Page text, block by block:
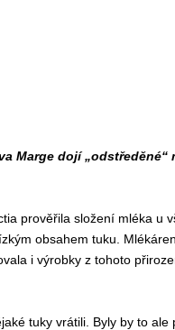
Marge dojí
prověřila složení mléka u
obsahem tuku.
i výrobky z tohoto
tuky vrátili. Byly by to